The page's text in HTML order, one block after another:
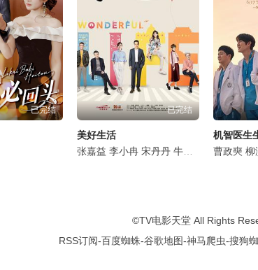
周洁琼 李倩 张瑞涵 李庆誉 孙思程 叶泉希
已完结 已完结
美好生活
张嘉益 李小冉 宋丹丹 牛莉 李乃文 辛柏青
机智医生
曹政奭 柳
©TV电影天堂 All Rights
RSS订阅-百度蜘蛛-谷歌地图-神马爬虫-搜狗